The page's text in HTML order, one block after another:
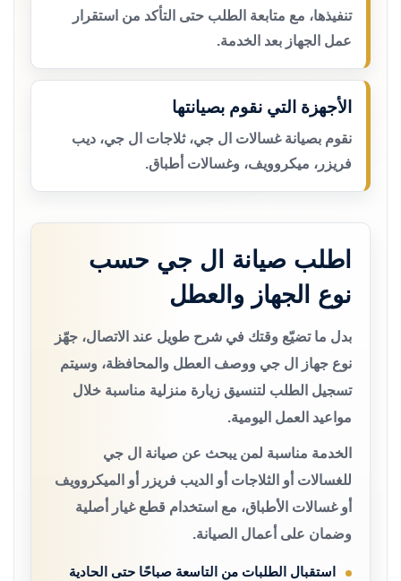
تنفيذها، مع متابعة الطلب حتى التأكد من استقرار
عمل الجهاز بعد الخدمة.
الأجهزة التي نقوم بصيانتها
نقوم بصيانة غسالات ال جي، ثلاجات ال جي، ديب
فريزر، ميكروويف، وغسالات أطباق.
اطلب صيانة ال جي حسب
نوع الجهاز والعطل
بدل ما تضيّع وقتك في شرح طويل عند الاتصال، جهّز
نوع جهاز ال جي ووصف العطل والمحافظة، وسيتم
تسجيل الطلب لتنسيق زيارة منزلية مناسبة خلال
مواعيد العمل اليومية.
الخدمة مناسبة لمن يبحث عن صيانة ال جي
للغسالات أو الثلاجات أو الديب فريزر أو الميكروويف
أو غسالات الأطباق، مع استخدام قطع غيار أصلية
وضمان على أعمال الصيانة.
استقبال الطلبات من التاسعة صباحًا حتى الحادية